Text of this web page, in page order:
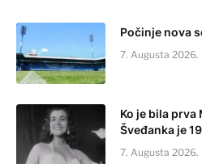
Počinje nova
7. Augusta 2026.
Ko je bila prva
Šveđanka je
7. Augusta 2026.